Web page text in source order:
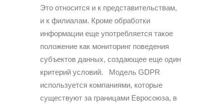
Это относится и к представительствам,
и к филиалам. Кроме обработки
информации еще употребляется такое
положение как мониторинг поведения
субъектов данных, создающее еще один
критерий условий. Модель GDPR
используется компаниями, которые
существуют за границами Евросоюза, в